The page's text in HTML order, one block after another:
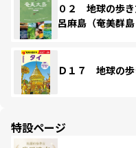
０２ 地球の歩
呂麻島（奄美群
Ｄ１７ 地球の
特設ページ